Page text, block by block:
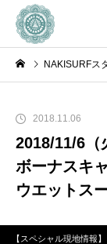
NAKISURFス
2018.11.06
2018/11/6（
ボーナスキ
ウエットス
【スペシャル現地情報】